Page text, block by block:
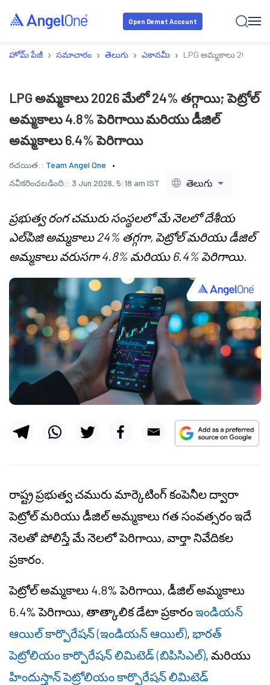
Open Demat Account
హోమ్ పేజీ › సమాచారం › తెలుగు › ఎకానమీ › LPG అమ్మకాలు 2026
LPG అమ్మకాలు 2026 మేలో 24% తగ్గాయి; పెట్రోల్
అమ్మకాలు 4.8% పెరిగాయి మరియు డీజిల్
అమ్మకాలు 6.4% పెరిగాయి
రచయిత:: Team Angel One
నవీకరించబడింది:: 3 Jun 2026, 5:18 am IST తెలుగు
ప్రభుత్వ రంగ చమురు సంస్థలలో మే నెలలో దేశీయ
ఎల్‌పిజి అమ్మకాలు 24% తగ్గగా, పెట్రోల్ మరియు డీజిల్
అమ్మకాలు వరుసగా 4.8% మరియు 6.4% పెరిగాయి.
రాష్ట్ర ప్రభుత్వ చమురు మార్కెటింగ్ కంపెనీల ద్వారా
పెట్రోల్ మరియు డీజిల్ అమ్మకాలు గత సంవత్సరం ఇదే
నెలతో పోలిస్తే మే నెలలో పెరిగాయి, వార్తా నివేదికల
ప్రకారం.
పెట్రోల్ అమ్మకాలు 4.8% పెరిగాయి, డీజిల్ అమ్మకాలు
6.4% పెరిగాయి, తాత్కాలిక డేటా ప్రకారంఇండియన్
ఆయిల్ కార్పొరేషన్ (ఇండియన్ ఆయిల్), భారత్
పెట్రోలియం కార్పొరేషన్ లిమిటెడ్ (బిపిసిఎల్), మరియు
హిందుస్తాన్ పెట్రోలియం కార్పొరేషన్ లిమిటెడ్